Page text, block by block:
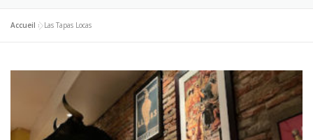
DES IMAGES
DES BONS PLANS
Accueil »Las Tapas Locas